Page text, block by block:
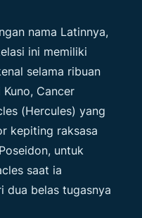
nama Latinnya,
ini memiliki
selama ribuan
Cancer
(Hercules) yang
kepiting raksasa
untuk
saat ia
dua belas tugasnya